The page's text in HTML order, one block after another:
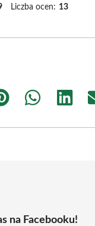
Liczba ocen: 13
Share
Share
Share
na Facebooku!